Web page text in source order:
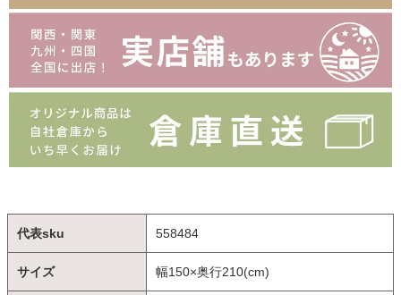
代表sku 558484
サイズ 幅150×奥行210(cm)